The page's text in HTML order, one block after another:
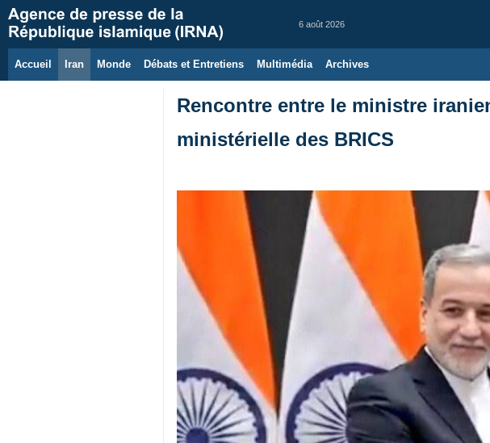
6 août 2026
Accueil Iran Monde Débats et Entretiens Multimédia Archives
Rencontre entre le ministre
ministérielle des BRICS